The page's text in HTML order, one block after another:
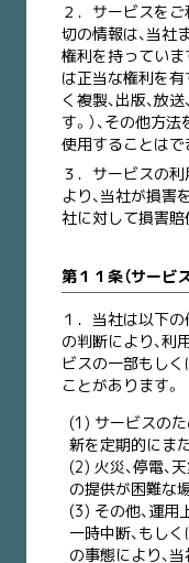
２． サービスを
切の情報は、当社
権利を持っていま
は正当な権利を
く複製、出版、放
す。）、その他方
使用することはで
３． サービスの
より、当社が損害
社に対して損害賠
第１１条（サービ
１． 当社は以下の
の判断により、利
ビスの一部もし
ことがあります。
(1) サービスのた
新を定期的にま
(2) 火災、停電、
の提供が困難な
(3) その他、運
一時中断、もし
の事態により、